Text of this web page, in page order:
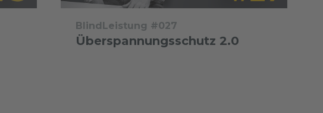
BlindLeistung #027
Überspannungsschutz 2.0